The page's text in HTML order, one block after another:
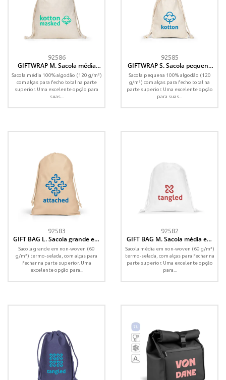
92586
GIFTWRAP M. Sacola média
100% algodão (120 g/m²)
Sacola média 100% algodão (120 g/m²)
com alças para fecho total na parte
superior. Uma excelente opção para
suas...
92585
GIFTWRAP S. Sacola pequena
100% algodão (120 g/m²)
Sacola pequena 100% algodão (120
g/m²) com alças para fecho total na
parte superior. Uma excelente opção
para suas...
92583
GIFT BAG L. Sacola grande em
non-woven (60 g/m²) termo-
selada
Sacola grande em non-woven (60
g/m²) termo-selada, com alças para
fechar na parte superior. Uma
excelente opção para...
92582
GIFT BAG M. Sacola média em
non-woven (60 g/m²) termo-
selada
Sacola média em non-woven (60 g/m²)
termo-selada, com alças para fechar na
parte superior. Uma excelente opção
para...